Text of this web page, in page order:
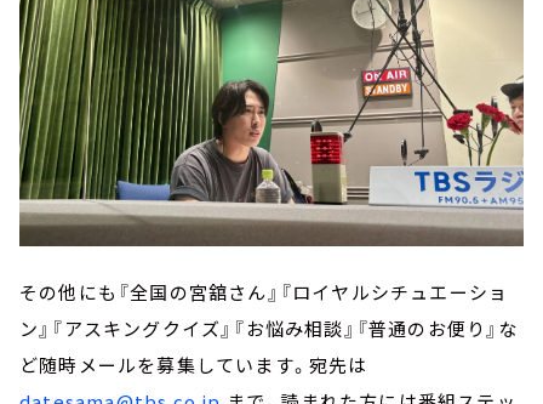
その他にも『全国の宮舘さん』『ロイヤルシチュエーショ
ン』『アスキングクイズ』『お悩み相談』『普通のお便り』な
ど随時メールを募集しています。宛先は